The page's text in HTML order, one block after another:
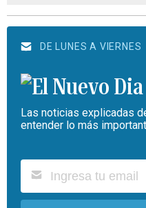
DE LUNES A VIERNES
Las noticias explicadas
entender lo más